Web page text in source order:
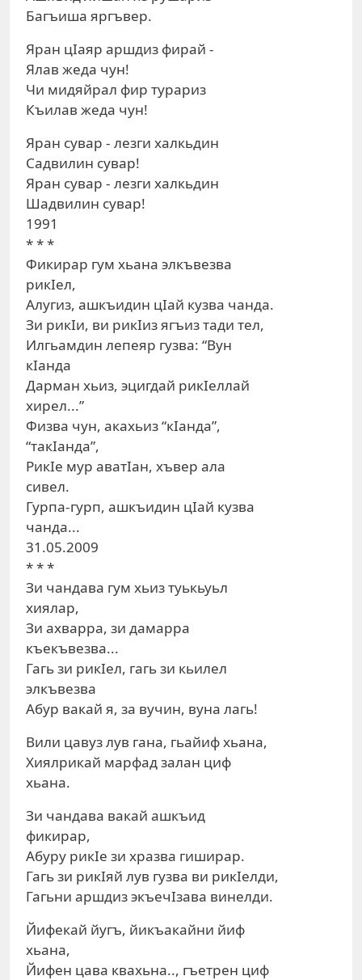
Багъиша яргъвер.
Яран цIаяр аршдиз фирай -
Ялав жеда чун!
Чи мидяйрал фир турариз
Къилав жеда чун!
Яран сувар - лезги халкьдин
Садвилин сувар!
Яран сувар - лезги халкьдин
Шадвилин сувар!
1991
* * *
Фикирар гум хьана элкъвезва
рикIел,
Алугиз, ашкъидин цIай кузва чанда.
Зи рикIи, ви рикIиз ягъиз тади тел,
Илгьамдин лепеяр гузва: “Вун
кIанда
Дарман хьиз, эцигдай рикIеллай
хирел...”
Физва чун, акахьиз “кIанда”,
“такIанда”,
РикIе мур аватIан, хъвер ала
сивел.
Гурпа-гурп, ашкъидин цIай кузва
чанда...
31.05.2009
* * *
Зи чандава гум хьиз туькьуьл
хиялар,
Зи ахварра, зи дамарра
къекъвезва...
Гагь зи рикIел, гагь зи кьилел
элкъвезва
Абур вакай я, за вучин, вуна лагь!
Вили цавуз лув гана, гьайиф хьана,
Хиялрикай марфад залан циф
хьана.
Зи чандава вакай ашкъид
фикирар,
Абуру рикIе зи хразва гиширар.
Гагь зи рикIяй лув гузва ви рикIелди,
Гагьни аршдиз экъечIзава винелди.
Йифекай йугъ, йикъакайни йиф
хьана,
Йифен цава квахьна.., гъетрен циф